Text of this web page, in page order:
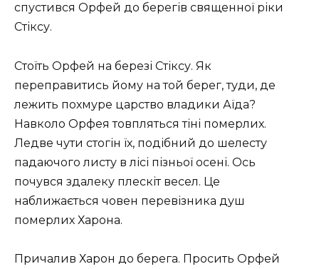
спустився Орфей до берегів священної ріки
Стіксу.
Стоїть Орфей на березі Стіксу. Як
переправитись йому на той берег, туди, де
лежить похмуре царство владики Аїда?
Навколо Орфея товпляться тіні померлих.
Ледве чути стогін їх, подібний до шелесту
падаючого листу в лісі пізньої осені. Ось
почувся здалеку плескіт весел. Це
наближається човен перевізника душ
померлих Харона.
Причалив Харон до берега. Просить Орфей